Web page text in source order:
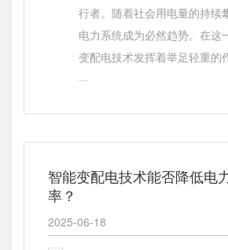
行者。随着社会用电量的持续
电力系统成为必然趋势。在这
变配电技术发挥着举足轻重的
···
智能变配电技术能否降低电
率？
2025-06-18